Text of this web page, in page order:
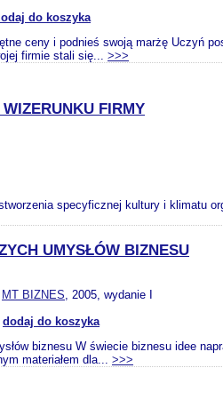
do koszyka
ceny i podnieś swoją marżę Uczyń
firmie stali się... >>>
FIRMY
specyficznej kultury i klimatu
UMYSŁÓW BIZNESU
MT BIZNES, 2005, wydanie I
dodaj do koszyka
biznesu W świecie biznesu idee
materiałem dla... >>>